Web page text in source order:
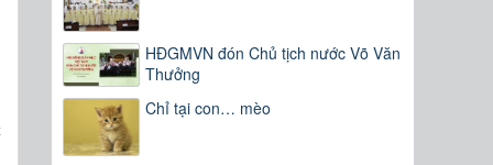
HĐGMVN đón Chủ tịch nước Võ Văn
Thưởng
Chỉ tại con… mèo